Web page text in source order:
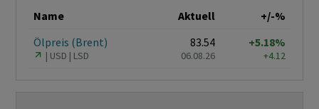
Name Aktuell
+/-%
Ölpreis (Brent)
USD LSD
83.54
06.08.26
+5.18%
+4.12